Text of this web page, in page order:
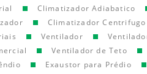
Climatizador Adiabatico
Climatizador Centrifugo
Ventilador
Ventilador de Teto
Exaustor para Prédio